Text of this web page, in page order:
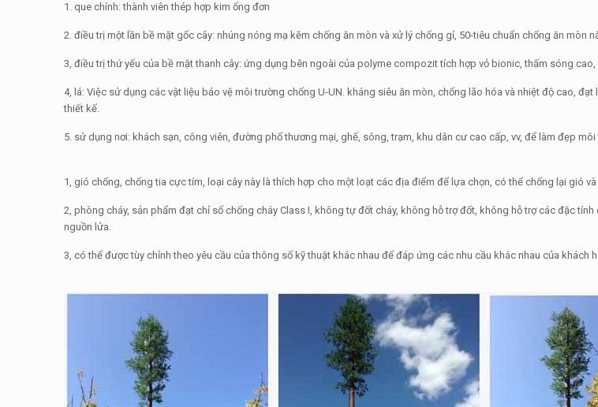
1. que chính: thành viên thép hợp kim ống đơn
2. điều trị một lần bề mặt gốc cây: nhúng nóng mạ kẽm chống ăn mòn và xử lý chống gỉ, 50-tiêu chuẩn chống ăn mòn
3, điều trị thứ yếu của bề mặt thanh cây: ứng dụng bên ngoài của polyme compozit tích hợp vỏ bionic, thấm sóng
4, lá: Việc sử dụng các vật liệu bảo vệ môi trường chống U-UN. kháng siêu ăn mòn, chống lão hóa và nhiệt độ cao, đạt
thiết kế.
5. sử dụng nơi: khách sạn, công viên, đường phố thương mại, ghế, sông, trạm, khu dân cư cao cấp, vv, để làm đẹp
1, gió chống, chống tia cực tím, loại cây này là thích hợp cho một loạt các địa điểm để lựa chọn, có thể chống lại gió
2, phòng cháy, sản phẩm đạt chỉ số chống cháy Class I, không tự đốt cháy, không hỗ trợ đốt, không hỗ trợ các đặc
nguồn lửa.
3, có thể được tùy chỉnh theo yêu cầu của thông số kỹ thuật khác nhau để đáp ứng các nhu cầu khác nhau của khách